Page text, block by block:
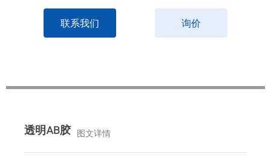
联系我们 询价
透明AB胶 图文详情